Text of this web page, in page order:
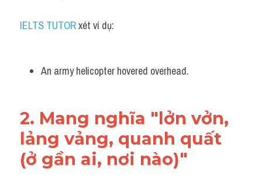
IELTS TUTOR xét ví dụ:
An army helicopter hovered overhead.
2. Mang nghĩa "lởn vởn,
lảng vảng, quanh quất
(ở gần ai, nơi nào)"